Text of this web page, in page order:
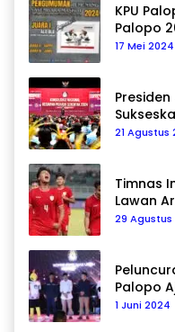
KPU
Palopo
17 Mei 2024
Presiden
21 Agustus
Timnas
Lawan
29 Agustus
Palopo
Pilkada
1 Juni 2024